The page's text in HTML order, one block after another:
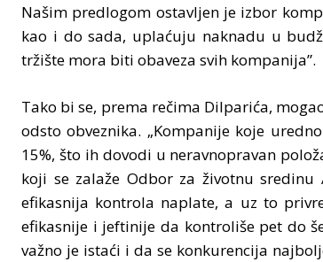
Našim predlogom ostavljen je izbor
kao i do sada, uplaćuju naknadu u
tržište mora biti obaveza svih kompanija”.
Tako bi se, prema rečima Dilparića,
odsto obveznika. „Kompanije koje
15%, što ih dovodi u neravnopravan
koji se zalaže Odbor za životnu
efikasnija kontrola naplate, a uz to
efikasnije i jeftinije da kontroliše pet do
važno je istaći i da se konkurencija